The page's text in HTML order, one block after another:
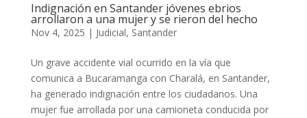
Indignación en Santander jóvenes ebrios
arrollaron a una mujer y se rieron del hecho
Nov 4, 2025 | Judicial, Santander
Un grave accidente vial ocurrido en la vía que
comunica a Bucaramanga con Charalá, en Santander,
ha generado indignación entre los ciudadanos. Una
mujer fue arrollada por una camioneta conducida por